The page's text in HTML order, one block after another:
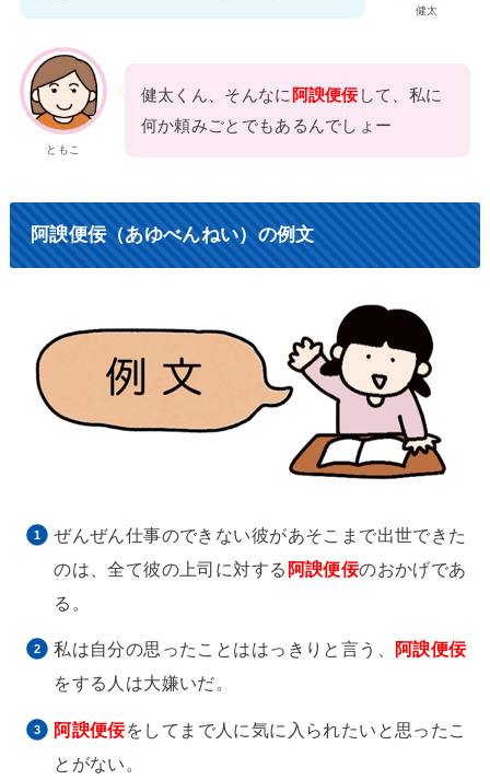
健太
ともこ
健太くん、そんなに 阿諛便佞 して、私に
何か頼みごとでもあるんでしょー
阿諛便佞（あゆべんねい）の例文
ぜんぜん仕事のできない彼があそこまで出世できた
のは、全て彼の上司に対する 阿諛便佞のおかげであ
る。
私は自分の思ったことははっきりと言う、
阿諛便佞
をする人は大嫌いだ。
阿諛便佞をしてまで人に気に入られたいと思ったこ
とがない。